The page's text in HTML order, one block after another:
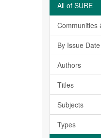
All of SURE
Communities
By Issue Date
Authors
Titles
Subjects
Types